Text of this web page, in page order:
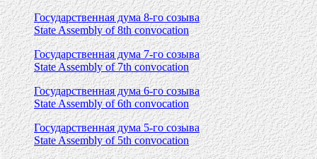
Государственная дума 8-го созыва
State Assembly of 8th convocation
Государственная дума 7-го созыва
State Assembly of 7th convocation
Государственная дума 6-го созыва
State Assembly of 6th convocation
Государственная дума 5-го созыва
State Assembly of 5th convocation